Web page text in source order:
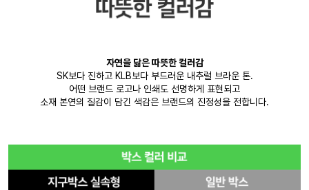
자연을 닮은 따뜻한 컬러감
SK보다 진하고 KLB보다 부드러운 내추럴 브라운 톤.
어떤 브랜드 로고나 인쇄도 선명하게 표현되고
소재 본연의 질감이 담긴 색감은 브랜드의 진정성을 전합니다.